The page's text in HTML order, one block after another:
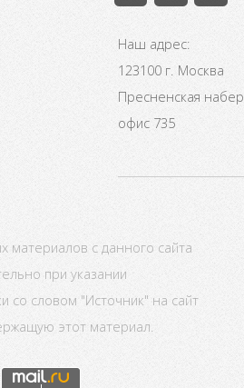
Наш адрес:
123100 г. Москва
Пресненская
офис 735
материалов с данного сайта
при указании
со словом "Источник" на сайт
этот материал.